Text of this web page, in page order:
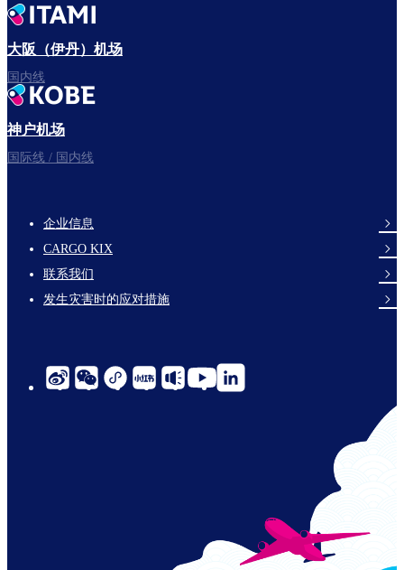
大阪（伊丹）机场
国内线
神户机场
国际线 / 国内线
footer-
links-
en-
企业信息
CARGO KIX
联系我们
发生灾害时的应对措施
social-